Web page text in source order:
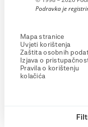
Podravka je
Mapa stranice
Uvjeti korištenja
Zaštita osobnih
Izjava o
Pravila o korištenju
kolačića